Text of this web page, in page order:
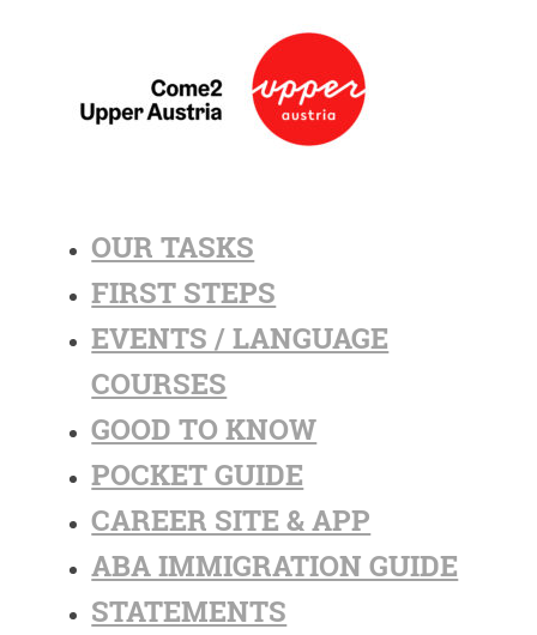
OUR TASKS
FIRST STEPS
EVENTS / LANGUAGE
COURSES
GOOD TO KNOW
POCKET GUIDE
CAREER SITE & APP
ABA IMMIGRATION GUIDE
STATEMENTS